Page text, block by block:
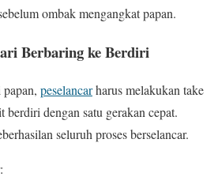
ombak mengangkat papan.
Berbaring ke Berdiri
peselancarharus melakukan take
dengan satu gerakan cepat.
seluruh proses berselancar.